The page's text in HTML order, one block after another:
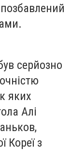
серйозно
яких
Алі
Кореї з